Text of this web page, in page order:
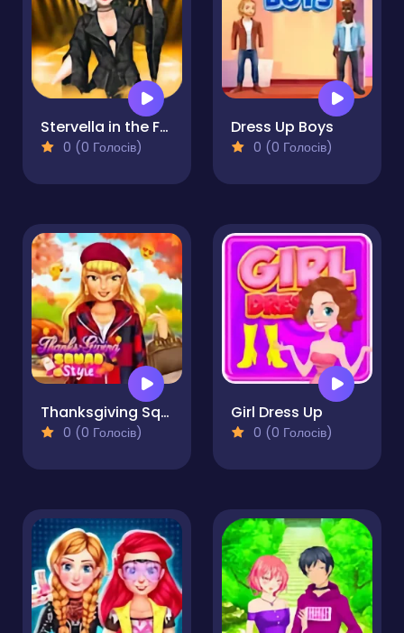
Stervella in the Fashion World
0 (0 Голосів)
Dress Up Boys
0 (0 Голосів)
Thanksgiving Squad Style
0 (0 Голосів)
Girl Dress Up
0 (0 Голосів)